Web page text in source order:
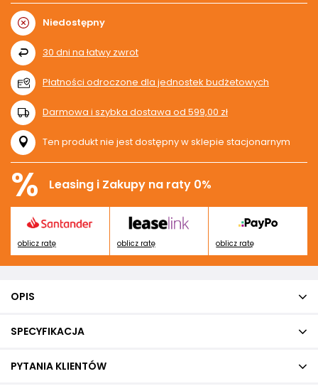
Niedostępny
30 dni na łatwy zwrot
Płatności odroczone dla jednostek budżetowych
Darmowa i szybka dostawa od 599,00 zł
Ten produkt nie jest dostępny w sklepie stacjonarnym
% Leasing i Zakupy na raty 0%
oblicz ratę oblicz ratę oblicz ratę
OPIS
SPECYFIKACJA
PYTANIA KLIENTÓW